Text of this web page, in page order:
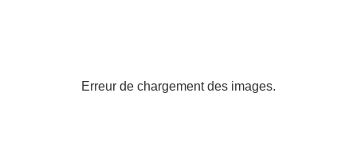
Erreur de chargement des images.